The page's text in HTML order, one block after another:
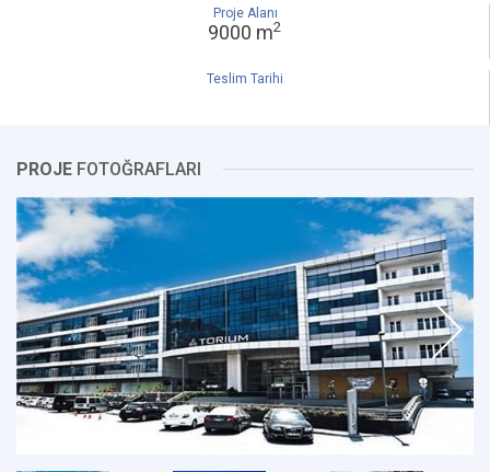
Proje Alanı
9000 m2
Teslim Tarihi
PROJE FOTOĞRAFLARI